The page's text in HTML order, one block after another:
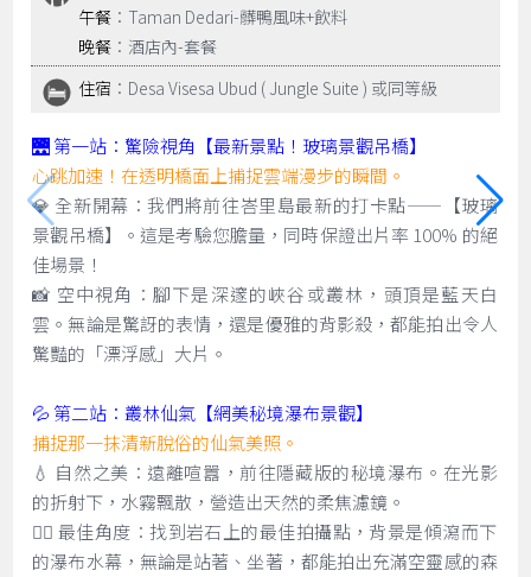
午餐 ：Taman Dedari-髒鴨風味+飲料
晚餐 ：酒店內-套餐
住宿 ：Desa Visesa Ubud ( Jungle Suite ) 或同等級
🌉 第一站：驚險視角【最新景點！玻璃景觀吊橋】
心跳加速！在透明橋面上捕捉雲端漫步的瞬間。
💎 全新開幕：我們將前往峇里島最新的打卡點——【玻璃
景觀吊橋】。這是考驗您膽量，同時保證出片率 100% 的絕
佳場景！
📸 空中視角：腳下是深邃的峽谷或叢林，頭頂是藍天白
雲。無論是驚訝的表情，還是優雅的背影殺，都能拍出令人
驚豔的「漂浮感」大片。
💦 第二站：叢林仙氣【網美秘境瀑布景觀】
捕捉那一抹清新脫俗的仙氣美照。
💧 自然之美：遠離喧囂，前往隱藏版的秘境瀑布。在光影
的折射下，水霧飄散，營造出天然的柔焦濾鏡。
🧚‍♀️ 最佳角度：找到岩石上的最佳拍攝點，背景是傾瀉而下
的瀑布水幕，無論是站著、坐著，都能拍出充滿空靈感的森